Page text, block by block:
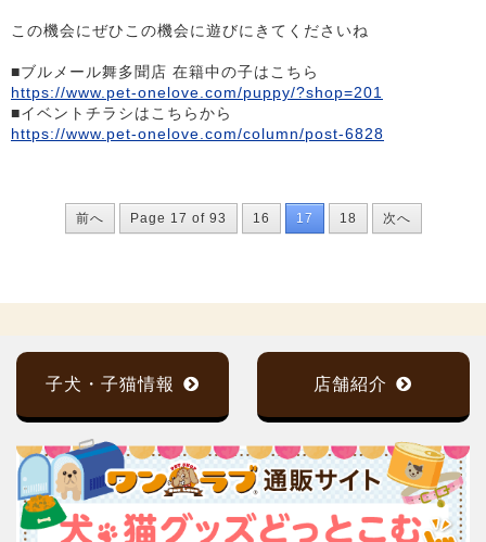
この機会にぜひこの機会に遊びにきてくださいね
■ブルメール舞多聞店 在籍中の子はこちら
https://www.pet-onelove.com/puppy/?shop=201
■イベントチラシはこちらから
https://www.pet-onelove.com/column/post-6828
前へ Page 17 of 93 16 17 18 次へ
子犬・子猫情報 店舗紹介